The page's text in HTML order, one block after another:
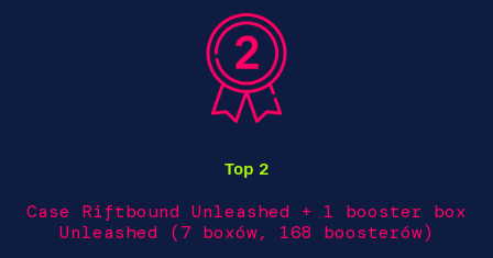
Top 2
Case Riftbound Unleashed + 1 booster box
Unleashed (7 boxów, 168 boosterów)